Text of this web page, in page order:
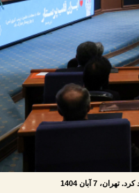
7 آبان 1404